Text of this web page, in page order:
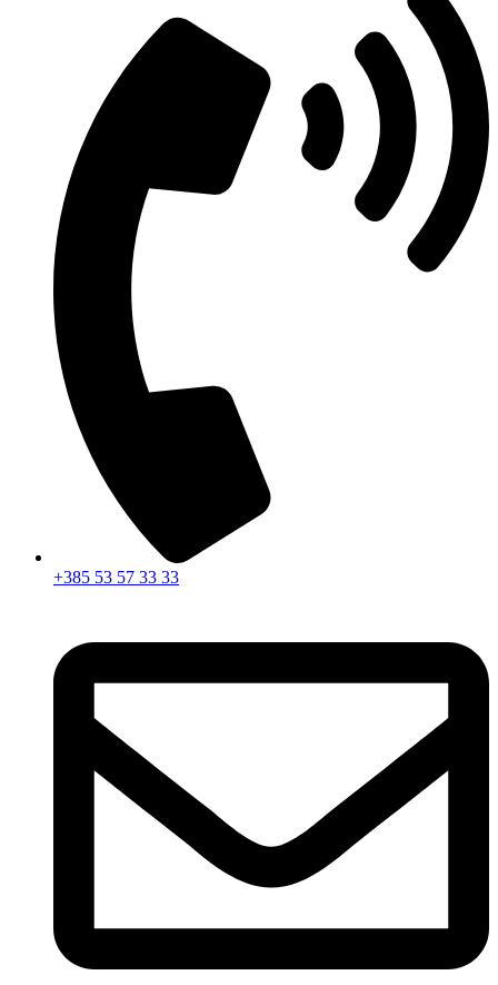
+385 53 57 33 33